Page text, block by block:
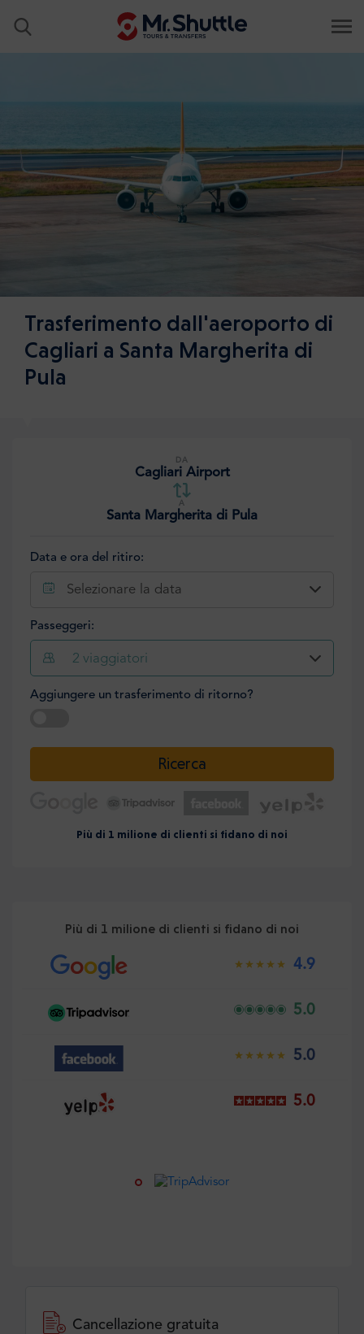
Trasferimento dall'aeroporto di
Cagliari a Santa Margherita di
Pula
DA
Cagliari Airport
A
Santa Margherita di Pula
Data e ora del ritiro:
Selezionare la data
Passeggeri:
2 viaggiatori
Aggiungere un trasferimento di ritorno?
Ricerca
Più di 1 milione di clienti si fidano di noi
Più di 1 milione di clienti si fidano di noi
4.9
5.0
5.0
5.0
Cancellazione gratuita